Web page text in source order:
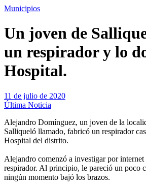
Municipios
Un joven de
un respirador y lo
Hospital.
11 de julio de 2020
Última Noticia
Alejandro Domínguez, un joven de la
Salliqueló llamado, fabricó un respirador
Hospital del distrito.
Alejandro comenzó a investigar por
respirador. Al principio, le pareció un poco
ningún momento bajó los brazos.